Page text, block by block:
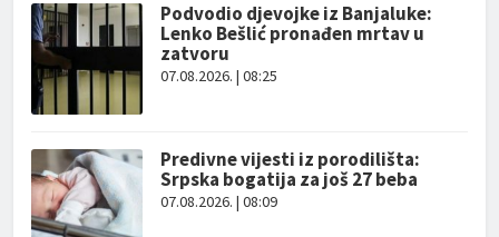
Podvodio djevojke iz Banjaluke:
Lenko Bešlić pronađen mrtav u
zatvoru
07.08.2026. | 08:25
Predivne vijesti iz porodilišta:
Srpska bogatija za još 27 beba
07.08.2026. | 08:09